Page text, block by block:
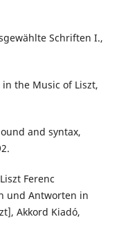
Schriften I.,
the Music of Liszt,
and syntax,
Ferenc
und Antworten in
Akkord Kiadó,